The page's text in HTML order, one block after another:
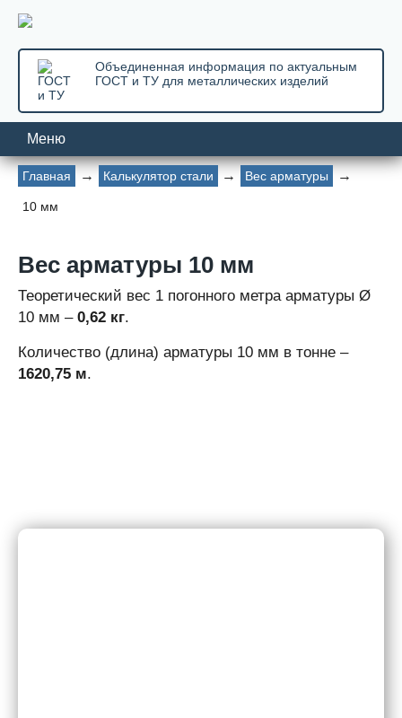
Объединенная информация по актуальным
ГОСТ и ТУ для металлических изделий
Меню
Главная Калькулятор стали Вес арматуры
10 мм
Вес арматуры 10 мм
Теоретический вес 1 погонного метра арматуры Ø
10 мм – 0,62 кг.
Количество (длина) арматуры 10 мм в тонне –
1620,75 м.